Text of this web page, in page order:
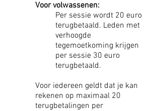
Voor volwassenen:
Per sessie wordt 20 euro
terugbetaald. Leden met
verhoogde
tegemoetkoming krijgen
per sessie 30 euro
terugbetaald.
Voor iedereen geldt dat je kan
rekenen op maximaal 20
terugbetalingen per